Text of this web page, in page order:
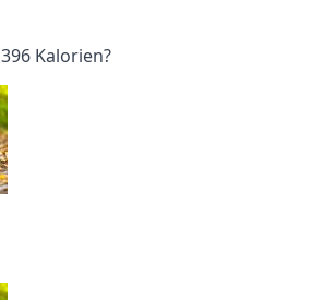
Kalorien?